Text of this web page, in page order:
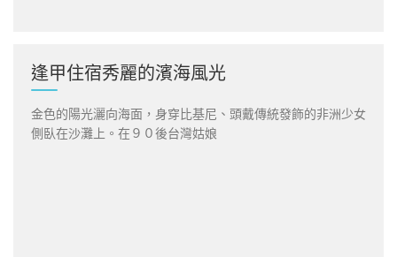
逢甲住宿秀麗的濱海風光
金色的陽光灑向海面，身穿比基尼、頭戴傳統發飾的非洲少女
側臥在沙灘上。在９０後台灣姑娘